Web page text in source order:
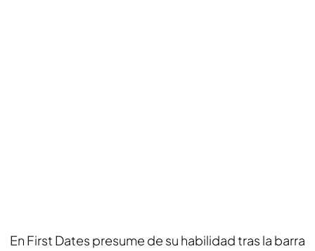
En First Dates presume de su habilidad tras la barra